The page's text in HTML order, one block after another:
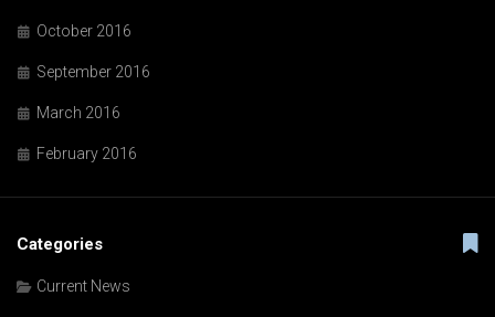
October 2016
September 2016
March 2016
February 2016
Categories
Current News